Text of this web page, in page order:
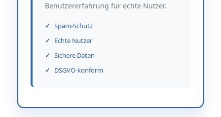
Benutzererfahrung für echte Nutzer.
Spam-Schutz
Echte Nutzer
Sichere Daten
DSGVO-konform